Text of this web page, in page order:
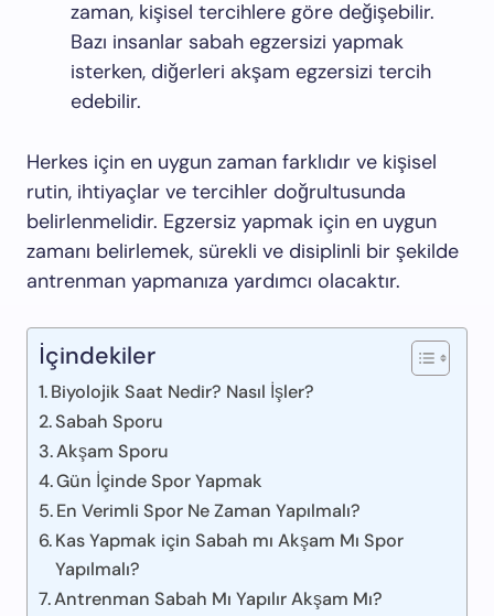
zaman, kişisel tercihlere göre değişebilir.
Bazı insanlar sabah egzersizi yapmak
isterken, diğerleri akşam egzersizi tercih
edebilir.
Herkes için en uygun zaman farklıdır ve kişisel
rutin, ihtiyaçlar ve tercihler doğrultusunda
belirlenmelidir. Egzersiz yapmak için en uygun
zamanı belirlemek, sürekli ve disiplinli bir şekilde
antrenman yapmanıza yardımcı olacaktır.
İçindekiler
Biyolojik Saat Nedir? Nasıl İşler?
Sabah Sporu
Akşam Sporu
Gün İçinde Spor Yapmak
En Verimli Spor Ne Zaman Yapılmalı?
Kas Yapmak için Sabah mı Akşam Mı Spor
Yapılmalı?
Antrenman Sabah Mı Yapılır Akşam Mı?